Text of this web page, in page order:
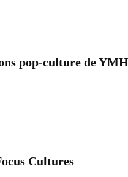
pop-culture de
Cultures